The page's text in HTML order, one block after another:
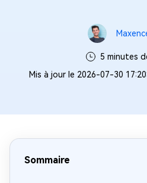
5 minutes
Mis à jour le 2026-07-30
Sommaire